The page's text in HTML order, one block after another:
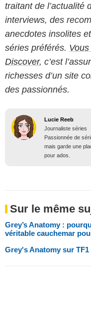
traitant de l’actualité
interviews, des
anecdotes insolites
séries préférés.
Discover, c’est
richesses d’un site
des passionnés.
Lucie Reeb
Journaliste séries
Passionnée de
mais garde une
pour ados.
Sur le même
Grey’s Anatomy :
véritable cauchemar
Grey's Anatomy sur